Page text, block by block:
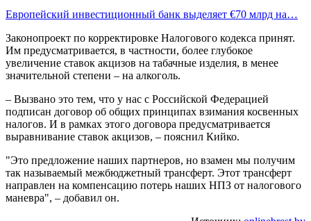
Европейский инвестиционный банк выделяет €70 млрд на…
Законопроект по корректировке Налогового кодекса принят.
Им предусматривается, в частности, более глубокое
увеличение ставок акцизов на табачные изделия, в менее
значительной степени – на алкоголь.
– Вызвано это тем, что у нас с Российской Федерацией
подписан договор об общих принципах взимания косвенных
налогов. И в рамках этого договора предусматривается
выравнивание ставок акцизов, – пояснил Кийко.
"Это предложение наших партнеров, но взамен мы получим
так называемый межбюджетный трансферт. Этот трансферт
направлен на компенсацию потерь наших НПЗ от налогового
маневра", – добавил он.